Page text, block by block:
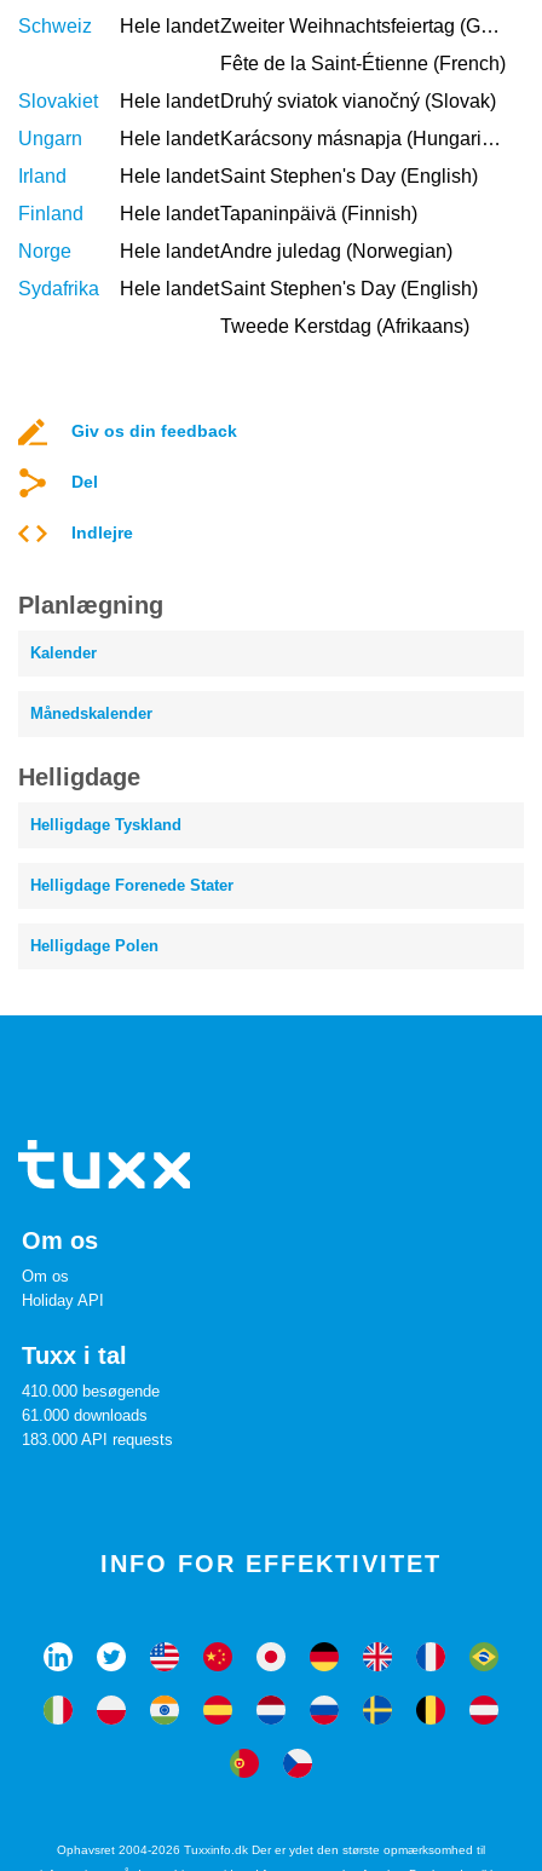
Schweiz
Hele landet
Zweiter Weihnachtsfeiertag (German)
Fête de la Saint-Étienne (French)
Slovakiet
Hele landet Druhý sviatok vianočný (Slovak)
Ungarn
Hele landet
Karácsony másnapja (Hungarian)
Irland
Hele landetSaint Stephen's Day (English)
Finland
Hele landetTapaninpäivä (Finnish)
Norge
Hele landetAndre juledag (Norwegian)
Sydafrika
Hele landetSaint Stephen's Day (English)
Tweede Kerstdag (Afrikaans)
Giv os din feedback
Del
Indlejre
Planlægning
Kalender
Månedskalender
Helligdage
Helligdage Tyskland
Helligdage Forenede Stater
Helligdage Polen
Om os
Om os
Holiday API
Tuxx i tal
410.000 besøgende
61.000 downloads
183.000 API requests
INFO FOR EFFEKTIVITET
Ophavsret 2004-2026 Tuxxinfo.dk Der er ydet den største opmærksomhed til